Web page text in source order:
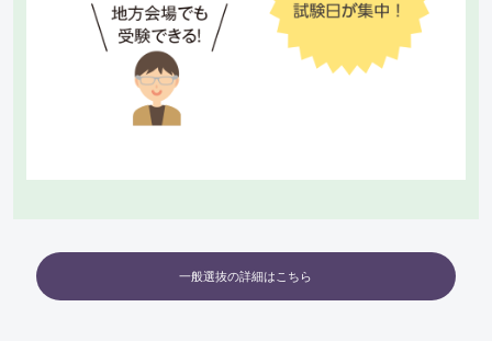
一般選抜の詳細はこちら